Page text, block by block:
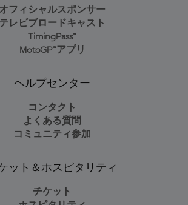
オフィシャルスポンサー
テレビブロードキャスト
TimingPass™
MotoGP™アプリ
ヘルプセンター
コンタクト
よくある質問
コミュニティ参加
ット＆ホスピタリティ
チケット